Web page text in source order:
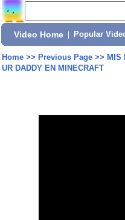
Video Home Popular
Home>> Previous Page>> MIS
UR DADDY EN MINECRAFT